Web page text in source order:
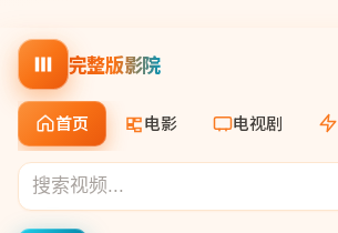
完整版影院
首页 电影 电视剧